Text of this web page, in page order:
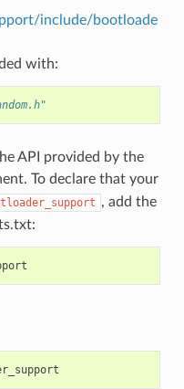
include/bootloade
with:
API provided by the
To declare that your
, add the